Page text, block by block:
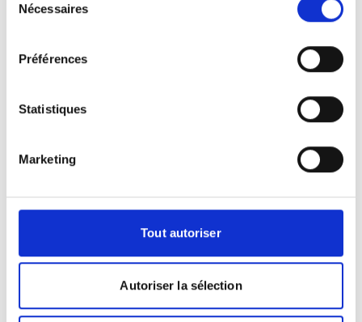
Nécessaires
Préférences
Statistiques
Marketing
Tout autoriser
Autoriser la sélection
L'examen EOS est une avancée majeure
articulaire. Il permet de visualiser le
posture naturelle du patient. Réalisé
l'EOS utilise des rayons X à très faible
simultanées, de face et de profil.
L'examen dure moins d'une minute et ne
provoque aucune douleur. Il est
particulièrement recommandé pour le
pelviens et des troubles de l'axe
corporel. Le radiologue interprète